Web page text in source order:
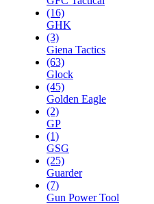
(16)
GHK
(3)
Giena Tactics
(63)
Glock
(45)
Golden Eagle
(2)
GP
(1)
GSG
(25)
Guarder
(7)
Gun Power Tool